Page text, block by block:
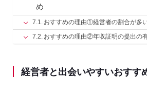
め
おすすめの理由①経営者の割合が多
おすすめの理由②年収証明の提出の
経営者と出会いやすいおすす